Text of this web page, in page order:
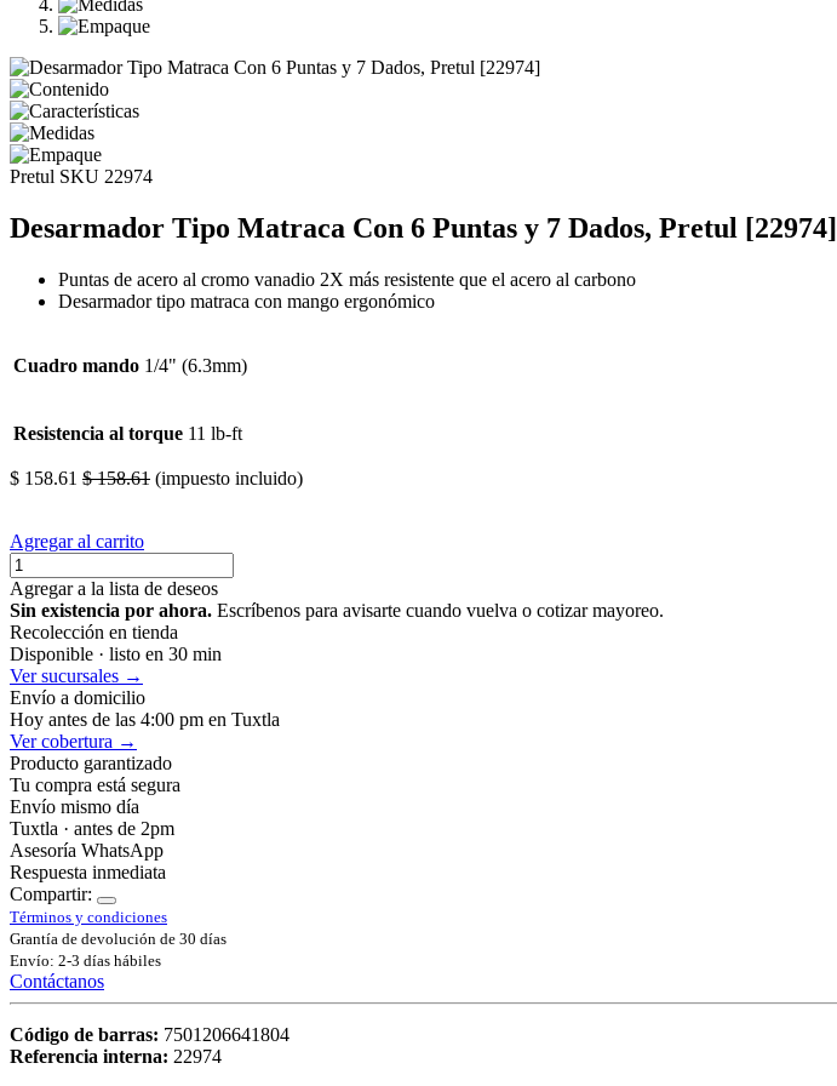
Pretul SKU 22974
Desarmador Tipo Matraca Con 6 Puntas y 7 Dados, Pretul [22974]
Puntas de acero al cromo vanadio 2X más resistente que el acero al carbono
Desarmador tipo matraca con mango ergonómico
Cuadro mando 1/4" (6.3mm)
Resistencia al torque 11 lb-ft
$ 158.61 $158.61 (impuesto incluido)
Agregar al carrito
Agregar a la lista de deseos
Sin existencia por ahora. Escríbenos para avisarte cuando vuelva o cotizar mayoreo.
Recolección en tienda
Disponible · listo en 30 min
Ver sucursales →
Envío a domicilio
Hoy antes de las 4:00 pm en Tuxtla
Ver cobertura →
Producto garantizado
Tu compra está segura
Envío mismo día
Tuxtla · antes de 2pm
Asesoría WhatsApp
Respuesta inmediata
Compartir:
Términos y condiciones
Grantía de devolución de 30 días
Envío: 2-3 días hábiles
Contáctanos
Código de barras: 7501206641804
Referencia interna: 22974